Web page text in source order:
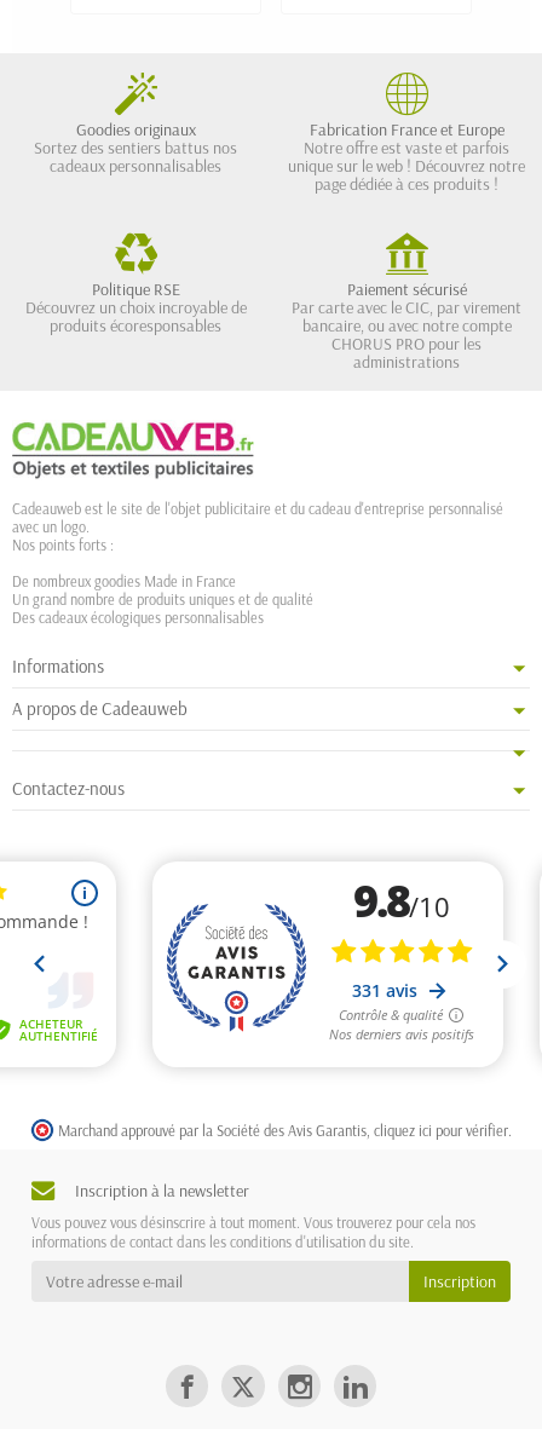
Goodies originaux
Sortez des sentiers battus nos
cadeaux personnalisables
Fabrication France et Europe
Notre offre est vaste et parfois
unique sur le web ! Découvrez notre
page dédiée à ces produits !
Politique RSE
Découvrez un choix incroyable de
produits écoresponsables
Paiement sécurisé
Par carte avec le CIC, par virement
bancaire, ou avec notre compte
CHORUS PRO pour les
administrations
Cadeauweb est le site de l'objet publicitaire et du cadeau d'entreprise personnalisé
avec un logo.
Nos points forts :
De nombreux goodies Made in France
Un grand nombre de produits uniques et de qualité
Des cadeaux écologiques personnalisables
Informations
A propos de Cadeauweb
Contactez-nous
Marchand approuvé par la Société des Avis Garantis, cliquez ici pour vérifier
Inscription à la newsletter
Vous pouvez vous désinscrire à tout moment. Vous trouverez pour cela nos
informations de contact dans les conditions d'utilisation du site.